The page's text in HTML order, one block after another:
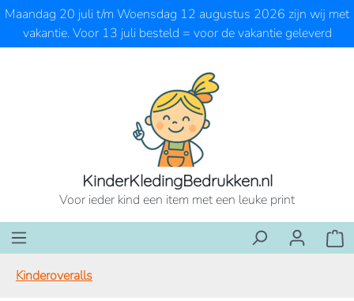
Ga naar de hoofdinhoud
Maandag 20 juli t/m Woensdag 12 augustus 2026 zijn wij met
vakantie. Voor 13 juli besteld = voor de vakantie geleverd
KinderKledingBedrukken.nl
Voor ieder kind een item met een leuke print
Kinderoveralls